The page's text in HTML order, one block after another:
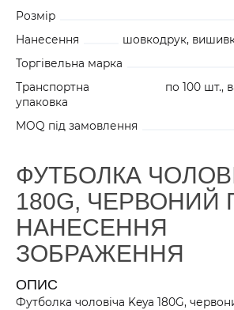
Розмір
Нанесення
шовкодрук,
Торгівельна марка
Транспортна
упаковка
по 100 шт.,
MOQ під замовлення
ФУТБОЛКА
180G, ЧЕРВОНИЙ
НАНЕСЕННЯ
ЗОБРАЖЕННЯ
ОПИС
Футболка чоловіча Keya 180G,